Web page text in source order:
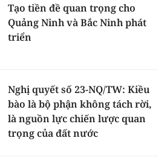
Tạo tiền đề quan trọng cho
Quảng Ninh và Bắc Ninh phát
triển
Nghị quyết số 23-NQ/TW: Kiều
bào là bộ phận không tách rời,
là nguồn lực chiến lược quan
trọng của đất nước